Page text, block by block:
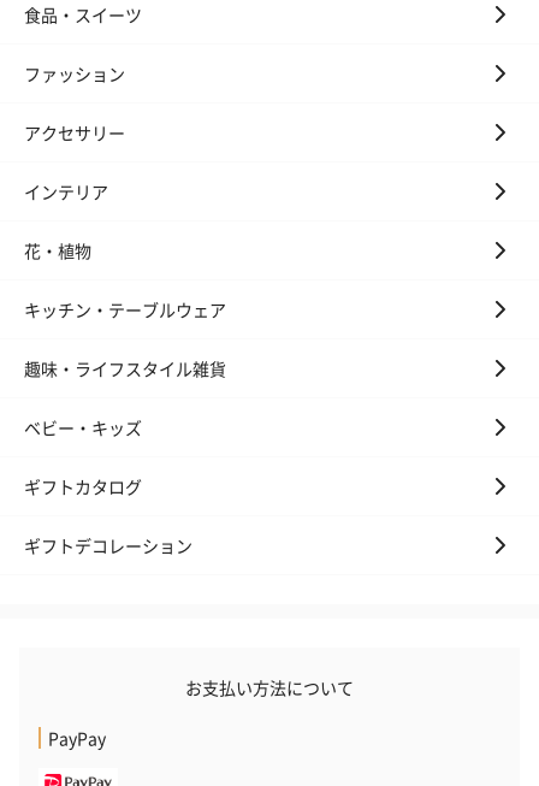
食品・スイーツ
ファッション
アクセサリー
インテリア
花・植物
キッチン・テーブルウェア
趣味・ライフスタイル雑貨
ベビー・キッズ
ギフトカタログ
ギフトデコレーション
お支払い方法について
PayPay